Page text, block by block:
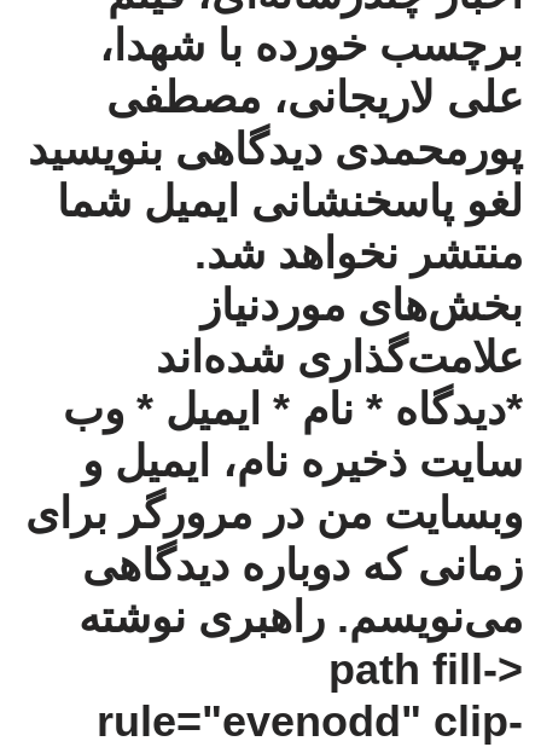
برچسب خورده با شهدا ،
علی لاریجانی، مصطفی
پورمحمدی دیدگاهی بنویسید
لغو پاسخنشانی ایمیل شما
منتشر نخواهد شد.
بخش‌های موردنیاز
علامت‌گذاری شده‌اند
*دیدگاه * نام * ایمیل * وب‌
سایت ذخیره نام، ایمیل و
وبسایت من در مرورگر برای
زمانی که دوباره دیدگاهی
می‌نویسم. راهبری نوشته
<path fill-
rule="evenodd" clip-